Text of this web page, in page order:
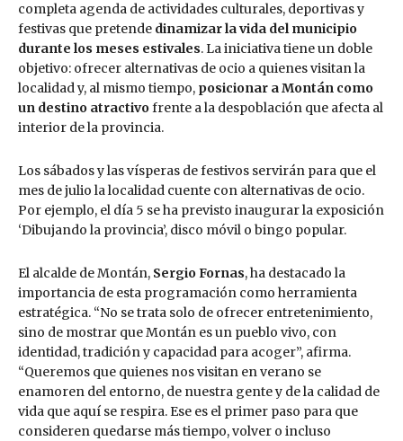
completa agenda de actividades culturales, deportivas y
festivas que pretende dinamizar la vida del municipio
durante los meses estivales. La iniciativa tiene un doble
objetivo: ofrecer alternativas de ocio a quienes visitan la
localidad y, al mismo tiempo, posicionar a Montán como
un destino atractivofrente a la despoblación que afecta al
interior de la provincia.
Los sábados y las vísperas de festivos servirán para que el
mes de julio la localidad cuente con alternativas de ocio.
Por ejemplo, el día 5 se ha previsto inaugurar la exposición
‘Dibujando la provincia’, disco móvil o bingo popular.
El alcalde de Montán, Sergio Fornas, ha destacado la
importancia de esta programación como herramienta
estratégica. “No se trata solo de ofrecer entretenimiento,
sino de mostrar que Montán es un pueblo vivo, con
identidad, tradición y capacidad para acoger”, afirma.
“Queremos que quienes nos visitan en verano se
enamoren del entorno, de nuestra gente y de la calidad de
vida que aquí se respira. Ese es el primer paso para que
consideren quedarse más tiempo, volver o incluso